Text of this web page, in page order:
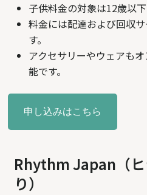
子供料金の対象は12歳以下
料金には配達および回収
す。
アクセサリーやウェアも
能です。
申し込みはこちら
Rhythm Japan（
り）